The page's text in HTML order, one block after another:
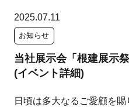
2025.07.11
お知らせ
当社展示会「根建展示
(イベント詳細)
日頃は多大なるご愛顧を